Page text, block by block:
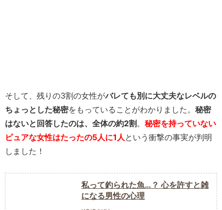
そして、残りの3割の女性がバレても別に大丈夫なレベルの
ちょっとした秘密をもっていることがわかりました。 秘密
はないと回答したのは、全体の約2割。 秘密を持っていない
ピュアな女性はたったの5人に1人という衝撃の事実が判明
しました！
私って釣られた魚…？ 心を許すと雑
になる男性の心理